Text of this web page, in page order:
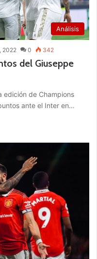
Análisis
2022 0 342
del Giuseppe
edición de Champions
ante el Inter en…